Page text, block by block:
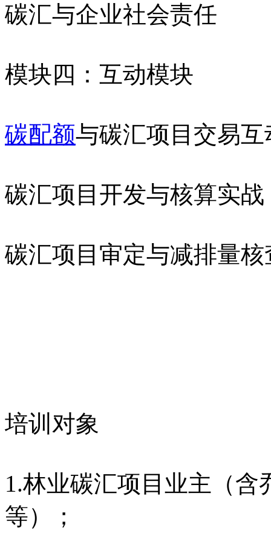
碳汇与企业社会责任
模块四：互动模块
碳配额与碳汇项目交易互
碳汇项目开发与核算实战
碳汇项目审定与减排量核
培训对象
1.林业碳汇项目业主（
等）；